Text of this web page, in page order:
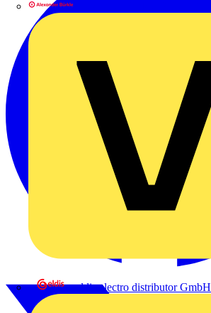
eldis electro distributor GmbH